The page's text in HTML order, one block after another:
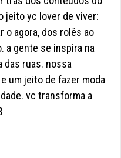
jeito yc lover de viver:
o agora, dos rolês ao
a gente se inspira na
das ruas. nossa
um jeito de fazer moda
vc transforma a